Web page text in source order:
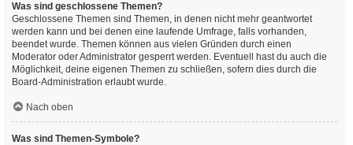
Was sind geschlossene Themen?
Geschlossene Themen sind Themen, in denen nicht mehr geantwortet
werden kann und bei denen eine laufende Umfrage, falls vorhanden,
beendet wurde. Themen können aus vielen Gründen durch einen
Moderator oder Administrator gesperrt werden. Eventuell hast du auch die
Möglichkeit, deine eigenen Themen zu schließen, sofern dies durch die
Board-Administration erlaubt wurde.
Nach oben
Was sind Themen-Symbole?